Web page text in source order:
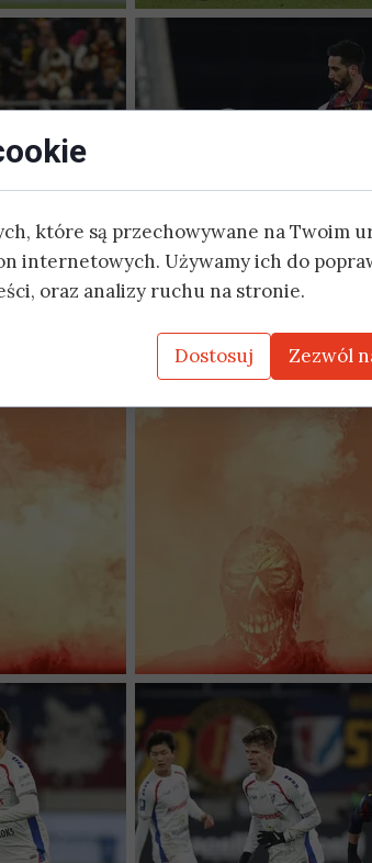
które są przechowywane na Twoim
internetowych. Używamy ich do
oraz analizy ruchu na stronie.
Dostosuj Zezwól